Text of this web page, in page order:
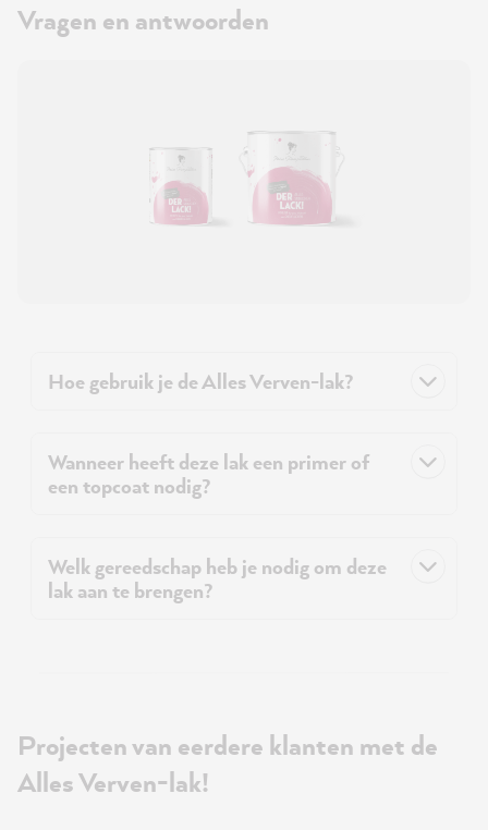
Vragen en antwoorden
Hoe gebruik je de Alles Verven-lak?
Wanneer heeft deze lak een primer of
een topcoat nodig?
Welk gereedschap heb je nodig om deze
lak aan te brengen?
Projecten van eerdere klanten met de
Alles Verven-lak!